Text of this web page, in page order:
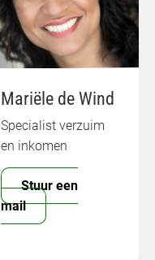
Mariële de Wind
Specialist verzuim
en inkomen
Stuur een
mail